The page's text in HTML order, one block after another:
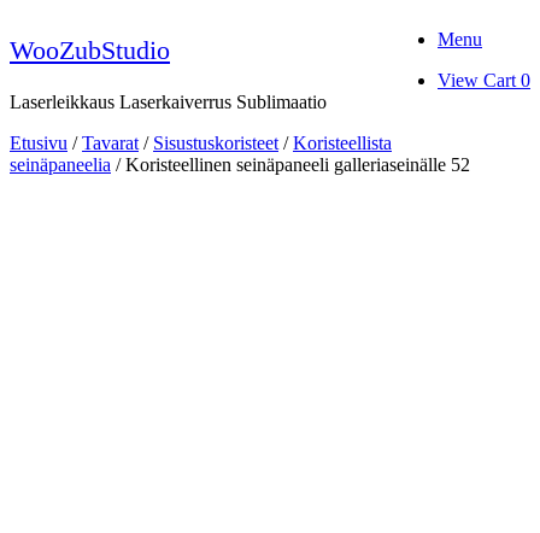
to
content
WooZubStudio
Laserleikkaus Laserkaiverrus Sublimaatio
Menu
View
View Cart 0
Etusivu /Tavarat / Sisustuskoristeet /Koristeellista
seinäpaneelia / Koristeellinen seinäpaneeli galleriaseinälle 52